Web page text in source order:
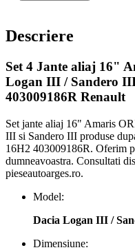
Descriere
Set 4 Jante aliaj 16"
Logan III / Sandero
403009186R Renault
Set jante aliaj 16" Amaris
III si Sandero III produse
16H2 403009186R. Oferim
dumneavoastra. Consultati
pieseautoarges.ro.
Model:
Dacia Logan III /
Dimensiune: